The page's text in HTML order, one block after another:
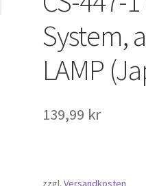
System,
LAMP
139,99 kr
zzgl.Versandkosten